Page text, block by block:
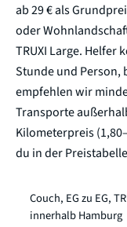
ab 29 € als
oder
TRUXI Large. Helfer
Stunde und Person,
empfehlen wir
Transporte
Kilometerpreis
du in der
Couch, EG zu EG,
innerhalb Hamburg